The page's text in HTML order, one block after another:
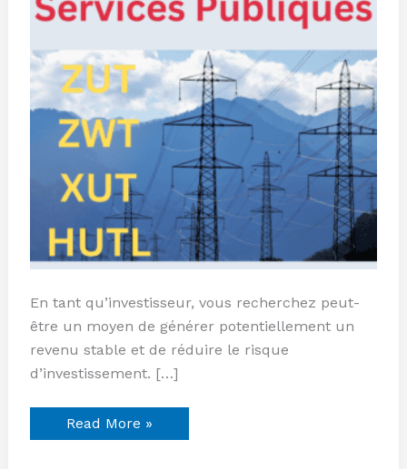
En tant qu’investisseur, vous recherchez peut-
être un moyen de générer potentiellement un
revenu stable et de réduire le risque
d’investissement. […]
devez
savoir
Read More »